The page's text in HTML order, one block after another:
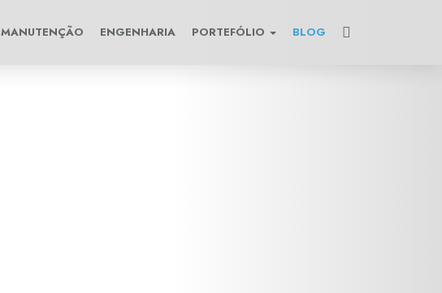
MANUTENÇÃO ENGENHARIA PORTEFÓLIO BLOG